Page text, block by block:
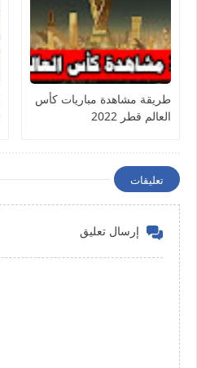
طريقة مشاهدة مباريات كأس
العالم قطر 2022
تعليقات
إرسال تعليق